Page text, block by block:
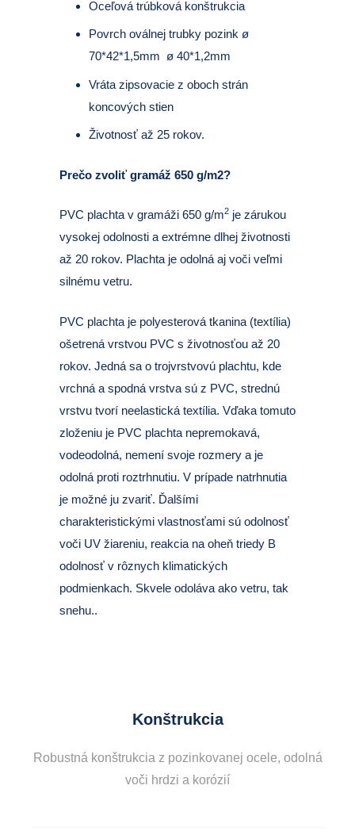
Oceľová trúbková konštrukcia
Povrch oválnej trubky pozink ø
70*42*1,5mm ø 40*1,2mm
Vráta zipsovacie z oboch strán
koncových stien
Životnosť až 25 rokov.
Prečo zvoliť gramáž 650 g/m2?
PVC plachta v gramáži 650 g/m2je zárukou
vysokej odolnosti a extrémne dlhej životnosti
až 20 rokov. Plachta je odolná aj voči veľmi
silnému vetru.
PVC plachta je polyesterová tkanina (textília)
ošetrená vrstvou PVC s životnosťou až 20
rokov. Jedná sa o trojvrstvovú plachtu, kde
vrchná a spodná vrstva sú z PVC, strednú
vrstvu tvorí neelastická textília. Vďaka tomuto
zloženiu je PVC plachta nepremokavá,
vodeodolná, nemení svoje rozmery a je
odolná proti roztrhnutiu. V prípade natrhnutia
je možné ju zvariť. Ďalšími
charakteristickými vlastnosťami sú odolnosť
voči UV žiareniu, reakcia na oheň triedy B
odolnosť v rôznych klimatických
podmienkach. Skvele odoláva ako vetru, tak
snehu..
Konštrukcia
Robustná konštrukcia z pozinkovanej ocele, odolná
voči hrdzi a korózií